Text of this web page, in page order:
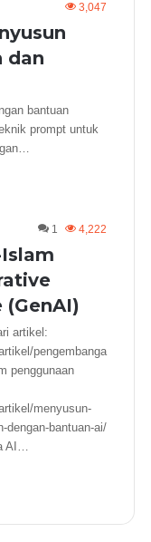
3,047
dan
bantuan
prompt untuk
1 4,222
artikel:
pengembanga
penggunaan
menyusun-
dengan-bantuan-ai/
AI…